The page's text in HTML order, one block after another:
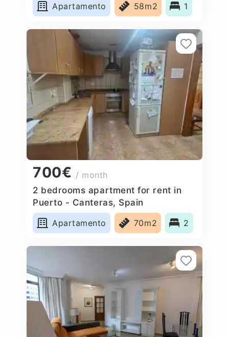
Apartamento
58m2 1
700€ / month
2 bedrooms apartment for rent in
Puerto - Canteras, Spain
Apartamento
70m2 2